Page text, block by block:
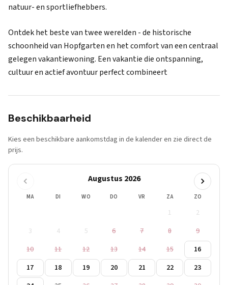
natuur- en sportliefhebbers.
Ontdek het beste van twee werelden - de historische
schoonheid van Hopfgarten en het comfort van een centraal
gelegen vakantiewoning. Een vakantie die ontspanning,
cultuur en actief avontuur perfect combineert
Beschikbaarheid
Kies een beschikbare aankomstdag in de kalender en zie direct de
prijs.
Augustus 2026
MA DI WO DO VR ZA ZO
1
2
3
4 5 6 7 8
9
10
11 12 13 14 15
16
17
18 19 20 21 22
23